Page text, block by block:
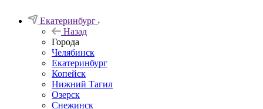
Екатеринбург
Назад
Города
Челябинск
Екатеринбург
Копейск
Нижний Тагил
Озерск
Снежинск